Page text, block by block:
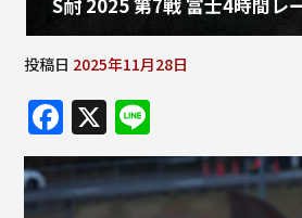
S耐 2025 第7戦 富士4時間レ
投稿日 2025年11月28日
F
a
c
X
n
e